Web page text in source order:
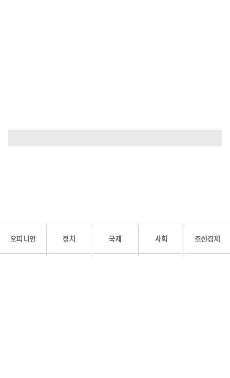
오피니언 정치 국제 사회 조선경제